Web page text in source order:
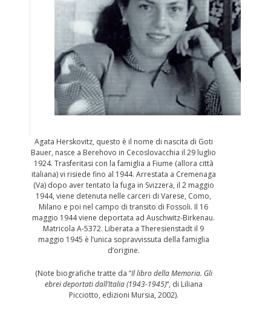
Agata Herskovitz, questo è il nome di nascita di Goti
Bauer, nasce a Berehovo in Cecoslovacchia il 29 luglio
1924. Trasferitasi con la famiglia a Fiume (allora città
italiana) vi risiede fino al 1944. Arrestata a Cremenaga
(Va) dopo aver tentato la fuga in Svizzera, il 2 maggio
1944, viene detenuta nelle carceri di Varese, Como,
Milano e poi nel campo di transito di Fossoli. Il 16
maggio 1944 viene deportata ad Auschwitz-Birkenau.
Matricola A-5372. Liberata a Theresienstadt il 9
maggio 1945 è l’unica sopravvissuta della famiglia
d’origine.
(Note biografiche tratte da “Il libro della Memoria. Gli
ebrei deportati dall’Italia (1943-1945)“, di Liliana
Picciotto, edizioni Mursia, 2002).